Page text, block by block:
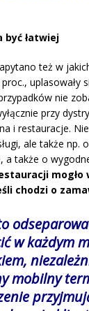
być łatwiej
też w
uplasowały
nie
przy
i restauracje.
ale także np.
a także o
mogło
chodzi o
w każdym
mobilny